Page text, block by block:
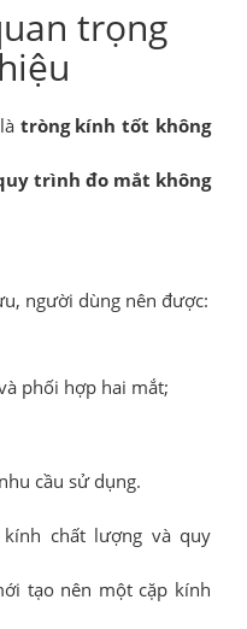
trọng
tròng kính tốt không
trình đo mắt không
người dùng nên được:
phối hợp hai mắt;
cầu sử dụng.
chất lượng và quy
tạo nên một cặp kính